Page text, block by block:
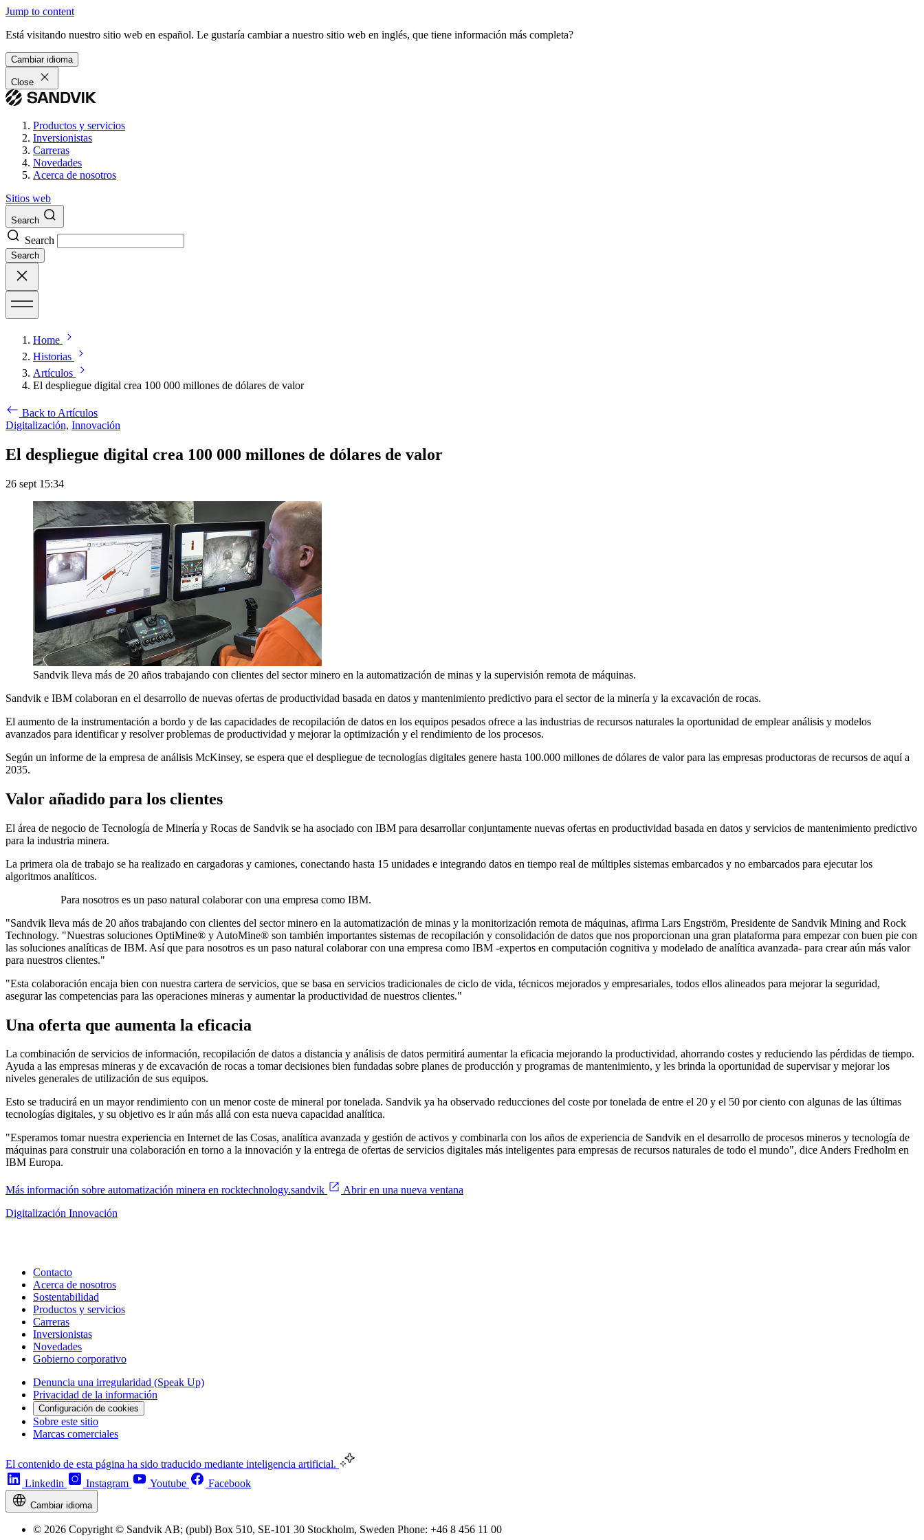
Jump to content
Está visitando nuestro sitio web en español. Le gustaría cambiar a nuestro sitio web en inglés, que tiene información más completa?
Cambiar idioma
Close
Productos y servicios
Inversionistas
Carreras
Novedades
Acerca de nosotros
Sitios web
Search
Search
Search
Home
Historias
Artículos
El despliegue digital crea 100 000 millones de dólares de valor
Back to Artículos
Digitalización, Innovación
El despliegue digital crea 100 000 millones de dólares de valor
26 sept 15:34
Sandvik lleva más de 20 años trabajando con clientes del sector minero en la automatización de minas y la supervisión remota de máquinas.
Sandvik e IBM colaboran en el desarrollo de nuevas ofertas de productividad basada en datos y mantenimiento predictivo para el sector de la minería y la excavación de rocas.
El aumento de la instrumentación a bordo y de las capacidades de recopilación de datos en los equipos pesados ofrece a las industrias de recursos naturales la oportunidad de emplear análisis y modelos
avanzados para identificar y resolver problemas de productividad y mejorar la optimización y el rendimiento de los procesos.
Según un informe de la empresa de análisis McKinsey, se espera que el despliegue de tecnologías digitales genere hasta 100.000 millones de dólares de valor para las empresas productoras de recursos de aquí a
2035.
Valor añadido para los clientes
El área de negocio de Tecnología de Minería y Rocas de Sandvik se ha asociado con IBM para desarrollar conjuntamente nuevas ofertas en productividad basada en datos y servicios de mantenimiento predictivo
para la industria minera.
La primera ola de trabajo se ha realizado en cargadoras y camiones, conectando hasta 15 unidades e integrando datos en tiempo real de múltiples sistemas embarcados y no embarcados para ejecutar los
algoritmos analíticos.
Para nosotros es un paso natural colaborar con una empresa como IBM.
"Sandvik lleva más de 20 años trabajando con clientes del sector minero en la automatización de minas y la monitorización remota de máquinas, afirma Lars Engström, Presidente de Sandvik Mining and Rock
Technology. "Nuestras soluciones OptiMine® y AutoMine® son también importantes sistemas de recopilación y consolidación de datos que nos proporcionan una gran plataforma para empezar con buen pie con
las soluciones analíticas de IBM. Así que para nosotros es un paso natural colaborar con una empresa como IBM -expertos en computación cognitiva y modelado de analítica avanzada- para crear aún más valor
para nuestros clientes."
"Esta colaboración encaja bien con nuestra cartera de servicios, que se basa en servicios tradicionales de ciclo de vida, técnicos mejorados y empresariales, todos ellos alineados para mejorar la seguridad,
asegurar las competencias para las operaciones mineras y aumentar la productividad de nuestros clientes."
Una oferta que aumenta la eficacia
La combinación de servicios de información, recopilación de datos a distancia y análisis de datos permitirá aumentar la eficacia mejorando la productividad, ahorrando costes y reduciendo las pérdidas de tiempo.
Ayuda a las empresas mineras y de excavación de rocas a tomar decisiones bien fundadas sobre planes de producción y programas de mantenimiento, y les brinda la oportunidad de supervisar y mejorar los
niveles generales de utilización de sus equipos.
Esto se traducirá en un mayor rendimiento con un menor coste de mineral por tonelada. Sandvik ya ha observado reducciones del coste por tonelada de entre el 20 y el 50 por ciento con algunas de las últimas
tecnologías digitales, y su objetivo es ir aún más allá con esta nueva capacidad analítica.
"Esperamos tomar nuestra experiencia en Internet de las Cosas, analítica avanzada y gestión de activos y combinarla con los años de experiencia de Sandvik en el desarrollo de procesos mineros y tecnología de
máquinas para construir una colaboración en torno a la innovación y la entrega de ofertas de servicios digitales más inteligentes para empresas de recursos naturales de todo el mundo", dice Anders Fredholm en
IBM Europa.
Más información sobre automatización minera en rocktechnology.sandvik
Abrir en una nueva ventana
Digitalización Innovación
Contacto
Acerca de nosotros
Sostentabilidad
Productos y servicios
Carreras
Inversionistas
Novedades
Gobierno corporativo
Denuncia una irregularidad (Speak Up)
Privacidad de la información
Configuración de cookies
Sobre este sitio
Marcas comerciales
El contenido de esta página ha sido traducido mediante inteligencia artificial.
Linkedin
Instagram Youtube Facebook
Cambiar idioma
© 2026 Copyright © Sandvik AB; (publ) Box 510, SE-101 30 Stockholm, Sweden Phone: +46 8 456 11 00